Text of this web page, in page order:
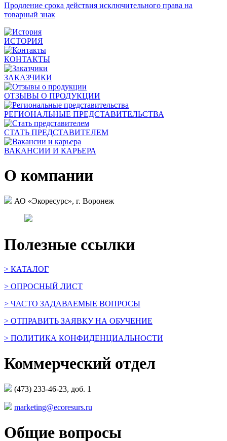
Продление срока действия исключительного права на
товарный знак
ИСТОРИЯ
КОНТАКТЫ
ЗАКАЗЧИКИ
ОТЗЫВЫ О ПРОДУКЦИИ
РЕГИОНАЛЬНЫЕ ПРЕДСТАВИТЕЛЬСТВА
СТАТЬ ПРЕДСТАВИТЕЛЕМ
ВАКАНСИИ И КАРЬЕРА
О компании
АО «Экоресурс», г. Воронеж
Полезные ссылки
> КАТАЛОГ
> ОПРОСНЫЙ ЛИСТ
> ЧАСТО ЗАДАВАЕМЫЕ ВОПРОСЫ
> ОТПРАВИТЬ ЗАЯВКУ НА ОБУЧЕНИЕ
> ПОЛИТИКА КОНФИДЕНЦИАЛЬНОСТИ
Коммерческий отдел
(473) 233-46-23, доб. 1
marketing@ecoresurs.ru
Общие вопросы